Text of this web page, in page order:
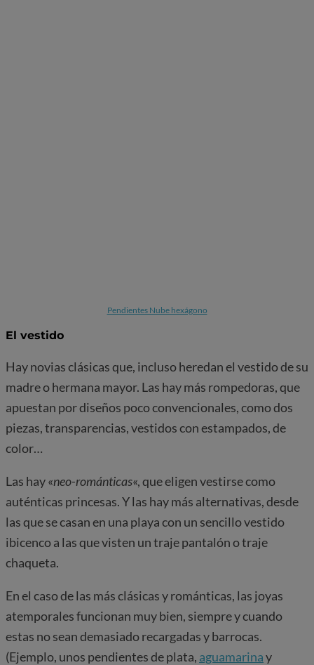
Pendientes Nube hexágono
El vestido
Hay novias clásicas que, incluso heredan el vestido de su
madre o hermana mayor. Las hay más rompedoras, que
apuestan por diseños poco convencionales, como dos
piezas, transparencias, vestidos con estampados, de
color…
Las hay «neo-románticas«, que eligen vestirse como
auténticas princesas. Y las hay más alternativas, desde
las que se casan en una playa con un sencillo vestido
ibicenco a las que visten un traje pantalón o traje
chaqueta.
En el caso de las más clásicas y románticas, las joyas
atemporales funcionan muy bien, siempre y cuando
estas no sean demasiado recargadas y barrocas.
(Ejemplo, unos pendientes de plata, aguamarinay